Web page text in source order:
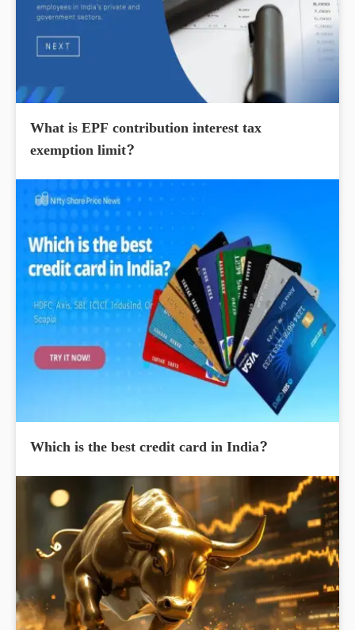
What is EPF contribution interest tax
exemption limit?
Which is the best credit card in India?